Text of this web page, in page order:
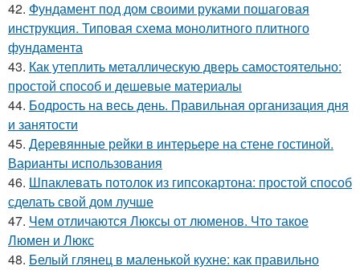
42. Фундамент под дом своими руками пошаговая
инструкция. Типовая схема монолитного плитного
фундамента
43. Как утеплить металлическую дверь самостоятельно:
простой способ и дешевые материалы
44. Бодрость на весь день. Правильная организация дня
и занятости
45. Деревянные рейки в интерьере на стене гостиной.
Варианты использования
46. Шпаклевать потолок из гипсокартона: простой способ
сделать свой дом лучше
47. Чем отличаются Люксы от люменов. Что такое
Люмен и Люкс
48. Белый глянец в маленькой кухне: как правильно